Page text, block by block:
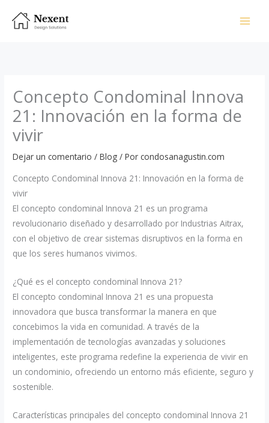
Concepto Condominal Innova
21: Innovación en la forma de
vivir
Dejar un comentario /Blog / Por condosanagustin.com
Concepto Condominal Innova 21: Innovación en la forma de
vivir
El concepto condominal Innova 21 es un programa
revolucionario diseñado y desarrollado por Industrias Aitrax,
con el objetivo de crear sistemas disruptivos en la forma en
que los seres humanos vivimos.
¿Qué es el concepto condominal Innova 21?
El concepto condominal Innova 21 es una propuesta
innovadora que busca transformar la manera en que
concebimos la vida en comunidad. A través de la
implementación de tecnologías avanzadas y soluciones
inteligentes, este programa redefine la experiencia de vivir en
un condominio, ofreciendo un entorno más eficiente, seguro y
sostenible.
Características principales del concepto condominal Innova 21